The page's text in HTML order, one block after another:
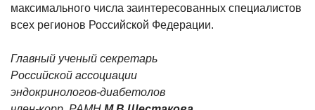
максимального числа заинтересованных специалистов
всех регионов Российской Федерации.
Главный ученый секретарь
Российской ассоциации
эндокринологов-диабетолов